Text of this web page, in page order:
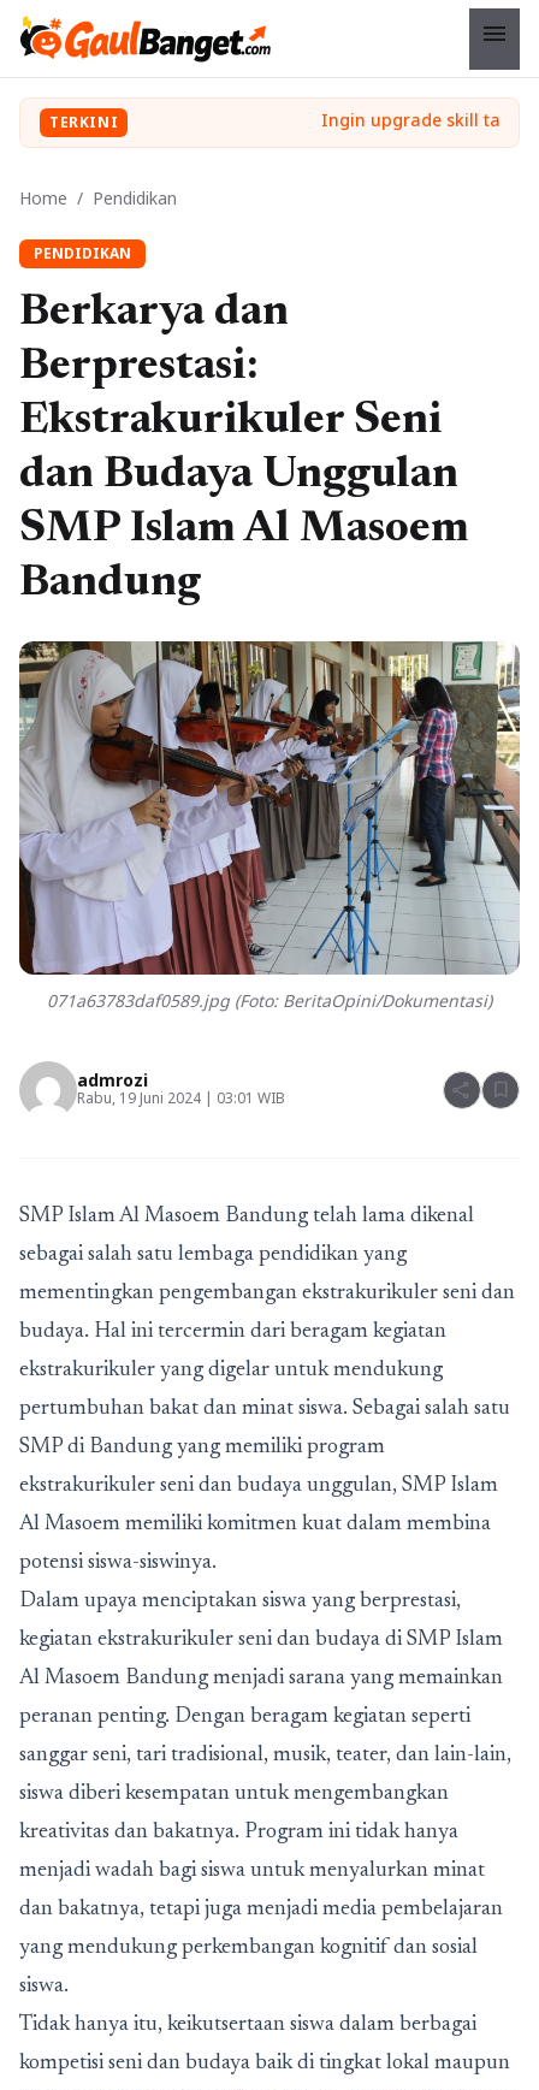
menu
TERKINI
Home / Pendidikan
PENDIDIKAN
Berkarya dan
Berprestasi:
Ekstrakurikuler Seni
dan Budaya Unggulan
SMP Islam Al Masoem
Bandung
071a63783daf0589.jpg (Foto: BeritaOpini/Dokumentasi)
admrozi
Rabu, 19 Juni 2024 | 03:01 WIB share bookmark
SMP Islam Al Masoem Bandung telah lama dikenal
sebagai salah satu lembaga pendidikan yang
mementingkan pengembangan ekstrakurikuler seni dan
budaya. Hal ini tercermin dari beragam kegiatan
ekstrakurikuler yang digelar untuk mendukung
pertumbuhan bakat dan minat siswa. Sebagai salah satu
SMP di Bandung yang memiliki program
ekstrakurikuler seni dan budaya unggulan, SMP Islam
Al Masoem memiliki komitmen kuat dalam membina
potensi siswa-siswinya.
Dalam upaya menciptakan siswa yang berprestasi,
kegiatan ekstrakurikuler seni dan budaya di SMP Islam
Al Masoem Bandung menjadi sarana yang memainkan
peranan penting. Dengan beragam kegiatan seperti
sanggar seni, tari tradisional, musik, teater, dan lain-lain,
siswa diberi kesempatan untuk mengembangkan
kreativitas dan bakatnya. Program ini tidak hanya
menjadi wadah bagi siswa untuk menyalurkan minat
dan bakatnya, tetapi juga menjadi media pembelajaran
yang mendukung perkembangan kognitif dan sosial
siswa.
Tidak hanya itu, keikutsertaan siswa dalam berbagai
kompetisi seni dan budaya baik di tingkat lokal maupun